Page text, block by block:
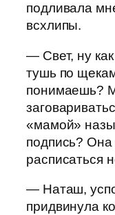
подливала
всхлипы.
— Свет, ну
тушь по
понимаешь?
«мамой»
подпись? Она
расписаться
— Наташ,
придвинула